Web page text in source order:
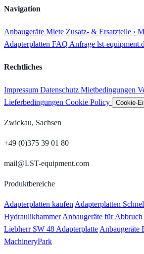
Navigation
Anbaugeräte Miete Zusatz- & Ersatzteile ›
Adapterplatten FAQ Anfrage lst-
Rechtliches
Impressum Datenschutz Mietbedingungen
Lieferbedingungen Cookie Policy Cookie-
Zwickau, Sachsen
+49 (0)375 39 01 80
mail@LST-equipment.com
Produktbereiche
Adapterplatten kaufenAdapterplatten
HydraulikhammerAnbaugeräte für Abbruch
Liebherr SW 48 AdapterplatteAnbaugeräte
MachineryPark